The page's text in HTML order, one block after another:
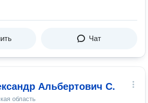
Чат
Альбертович С.
область